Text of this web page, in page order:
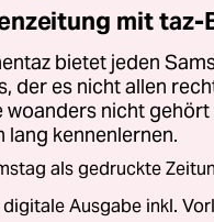
mit taz-
bietet jeden
der es nicht allen
woanders nicht
lang kennenlernen.
als gedruckte
Ausgabe inkl.